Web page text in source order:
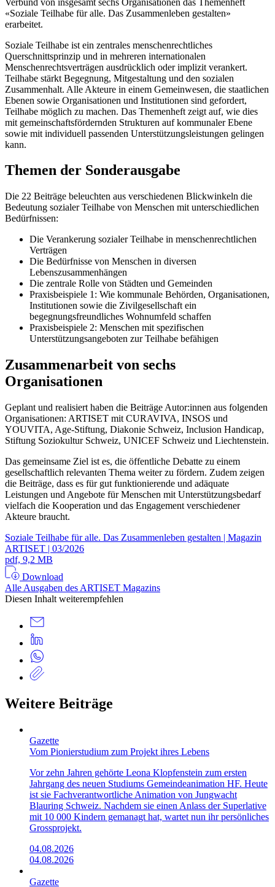
«Soziale Teilhabe für alle. Das Zusammenleben gestalten»
erarbeitet.
Soziale Teilhabe ist ein zentrales menschenrechtliches
Querschnittsprinzip und in mehreren internationalen
Menschenrechtsverträgen ausdrücklich oder implizit verankert.
Teilhabe stärkt Begegnung, Mitgestaltung und den sozialen
Zusammenhalt. Alle Akteure in einem Gemeinwesen, die staatlichen
Ebenen sowie Organisationen und Institutionen sind gefordert,
Teilhabe möglich zu machen. Das Themenheft zeigt auf, wie dies
mit gemeinschaftsfördernden Strukturen auf kommunaler Ebene
sowie mit individuell passenden Unterstützungsleistungen gelingen
kann.
Themen der Sonderausgabe
Die 22 Beiträge beleuchten aus verschiedenen Blickwinkeln die
Bedeutung sozialer Teilhabe von Menschen mit unterschiedlichen
Bedürfnissen:
Die Verankerung sozialer Teilhabe in menschenrechtlichen
Verträgen
Die Bedürfnisse von Menschen in diversen
Lebenszusammenhängen
Die zentrale Rolle von Städten und Gemeinden
Praxisbeispiele 1: Wie kommunale Behörden, Organisationen,
Institutionen sowie die Zivilgesellschaft ein
begegnungsfreundliches Wohnumfeld schaffen
Praxisbeispiele 2: Menschen mit spezifischen
Unterstützungsangeboten zur Teilhabe befähigen
Zusammenarbeit von sechs
Organisationen
Geplant und realisiert haben die Beiträge Autor:innen aus folgenden
Organisationen: ARTISET mit CURAVIVA, INSOS und
YOUVITA, Age-Stiftung, Diakonie Schweiz, Inclusion Handicap,
Stiftung Soziokultur Schweiz, UNICEF Schweiz und Liechtenstein.
Das gemeinsame Ziel ist es, die öffentliche Debatte zu einem
gesellschaftlich relevanten Thema weiter zu fördern. Zudem zeigen
die Beiträge, dass es für gut funktionierende und adäquate
Leistungen und Angebote für Menschen mit Unterstützungsbedarf
vielfach die Kooperation und das Engagement verschiedener
Akteure braucht.
Soziale Teilhabe für alle. Das Zusammenleben gestalten | Magazin
ARTISET | 03/2026
pdf, 9,2 MB
Download
Alle Ausgaben des ARTISET Magazins
Diesen Inhalt weiterempfehlen
Weitere Beiträge
Gazette
Vom Pionierstudium zum Projekt ihres Lebens
Vor zehn Jahren gehörte Leona Klopfenstein zum ersten
Jahrgang des neuen Studiums Gemeindeanimation HF. Heute
ist sie Fachverantwortliche Animation von Jungwacht
Blauring Schweiz. Nachdem sie einen Anlass der Superlative
mit 10 000 Kindern gemanagt hat, wartet nun ihr persönliches
Grossprojekt.
04.08.2026
04.08.2026
Gazette